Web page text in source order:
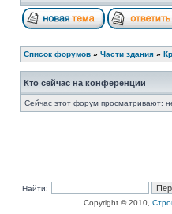
Список форумов » Части здания »
Кто сейчас на конференции
Сейчас этот форум просматривают:
Найти:
Copyright © 2010,